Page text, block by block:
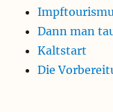
Dann man
Kaltstart
Die